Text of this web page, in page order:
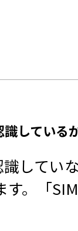
している
してい
す。「